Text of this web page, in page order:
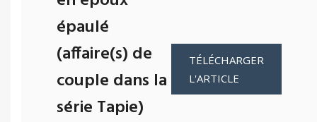
épaulé
(affaire(s) de
couple dans la
série Tapie)
TÉLÉCHARGER
L'ARTICLE